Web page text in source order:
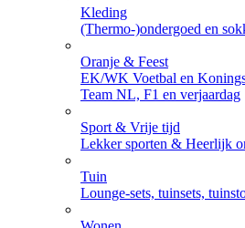
Kleding
(Thermo-)ondergoed en
Oranje & Feest
EK/WK Voetbal en
Team NL, F1 en verjaardag
Sport & Vrije tijd
Lekker sporten & Heerlijk
Tuin
Lounge-sets, tuinsets,